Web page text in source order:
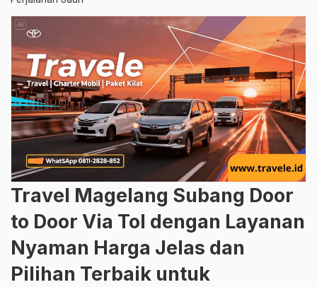
Travel Magelang Subang Door
to Door Via Tol dengan Layanan
Nyaman Harga Jelas dan
Pilihan Terbaik untuk